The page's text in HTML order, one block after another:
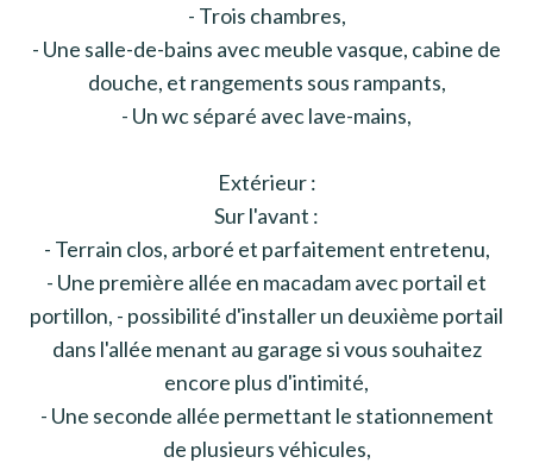
- Trois chambres,
- Une salle-de-bains avec meuble vasque, cabine de
douche, et rangements sous rampants,
- Un wc séparé avec lave-mains,
Extérieur :
Sur l'avant :
- Terrain clos, arboré et parfaitement entretenu,
- Une première allée en macadam avec portail et
portillon, - possibilité d'installer un deuxième portail
dans l'allée menant au garage si vous souhaitez
encore plus d'intimité,
- Une seconde allée permettant le stationnement
de plusieurs véhicules,